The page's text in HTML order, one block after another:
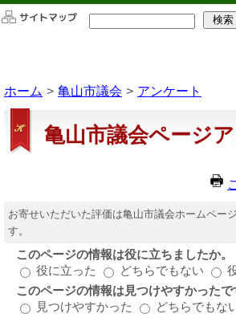
ホーム 亀山市議会 アンケート
亀山市議会ページ
お寄せいただいた評価は亀山市議会ホームペー
す。
このページの情報は役に立ちましたか。
役に立った
どちらでもない
このページの情報は見つけやすかったで
見つけやすかった
どちらでもな